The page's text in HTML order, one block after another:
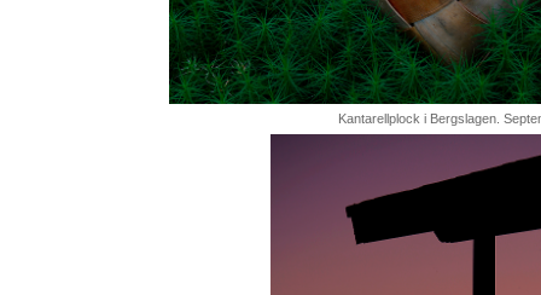
Kantarellplock i Bergslagen.